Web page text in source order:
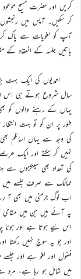
کریں اور حضرت مسیح
کر سکیں۔ آپس میں
آپ کو لغویات سے پاک
باتیں جلسہ کے انعقاد کے
احمدیوں کی ایک بہت
سال شروع ہوتے ہی اس
یہاں کے رہنے والوں کو
طور پر ان کو تو بہت
کی وجہ سے یہاں اسائلم بھی
نہیں کر سکتے اور ایک
کی تعداد بھی سینکڑوں
ممالک سے صرف جلسے میں
اب لوگ جرمنی میں بھی آ
پہ آئے ہیں جن میں مقامی
اس لیے ہوتا ہے اور
اور جو یہ سوچ نہیں رکھتا
فضول اور لغو ہے اور
میں شامل ہو رہا ہے، مرد